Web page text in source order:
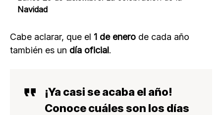
Navidad
Cabe aclarar, que el 1 de enero de cada año
también es un día oficial.
¡Ya casi se acaba el año!
Conoce cuáles son los días